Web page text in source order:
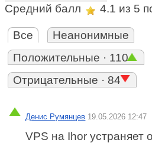
Средний балл 4.1 из 5
Все
Неанонимные
Положительные · 110
Отрицательные · 84
Денис Румянцев 19.05.2026 12:47
VPS на Ihor устраняет